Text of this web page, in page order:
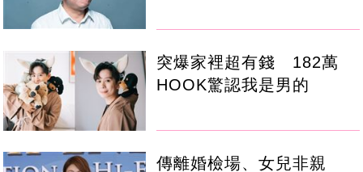
突爆家裡超有錢 182萬
HOOK驚認我是男的
傳離婚檢場、女兒非親